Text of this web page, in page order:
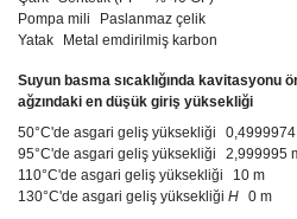
Pompa mili
Paslanmaz çelik
Yatak
Metal emdirilmiş karbon
Suyun basma sıcaklığında kavitasyonu
ağzındaki en düşük giriş yüksekliği
50°C'de asgari geliş yüksekliği
95°C'de asgari geliş yüksekliği
2,999995
110°C'de asgari geliş yüksekliği
10 m
130°C'de asgari geliş yüksekliği H 0 m